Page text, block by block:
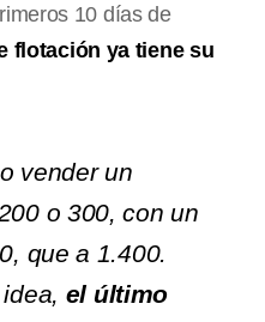
10 días de
flotación ya tiene su
vender un
o 300, con un
que a 1.400.
el último